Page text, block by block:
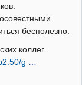
бесполезно.
коллег.
g …